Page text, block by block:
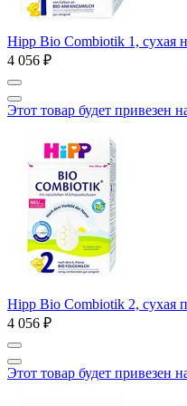
Hipp Bio Combiotik 1, сухая
4 056 ₽
Этот товар будет привезен
Hipp Bio Combiotik 2, сухая
4 056 ₽
Этот товар будет привезен